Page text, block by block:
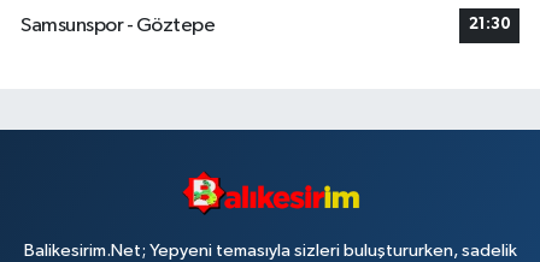
Samsunspor - Göztepe
21:30
Balikesirim.Net; Yepyeni temasıyla sizleri buluştururken, sadelik